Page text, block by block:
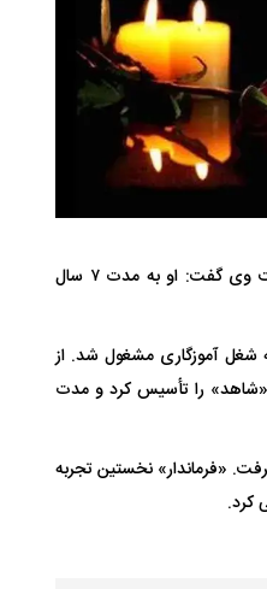
علی‌محمد قاسمی، فیلمبردار و از دوستان سیدمرتضی مسائلی ضمن تایید خبر درگذشت وی گفت: او به مدت ۷ سال
اتمام تحصیلات به شغل آموزگاری مشغول شد. از
فیلمنامه کرد. در سال ۱۳۶۱ سازمان سینمایی «شاهد» را تأسیس کرد و مدت
«فرماندار» نخستین تجربه
کرد.
واژگونی مرگبار سمند در اصفهان | ۴ نفر
توسط
استقلال